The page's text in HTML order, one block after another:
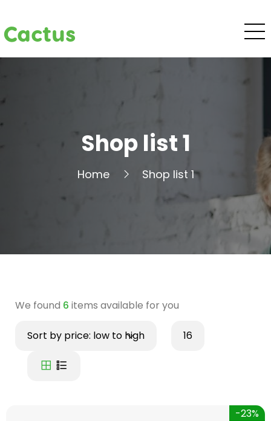
Cactus
Shop list 1
Home Shop list 1
We found 6 items available for you
Sort by price: low to high 16
-23%